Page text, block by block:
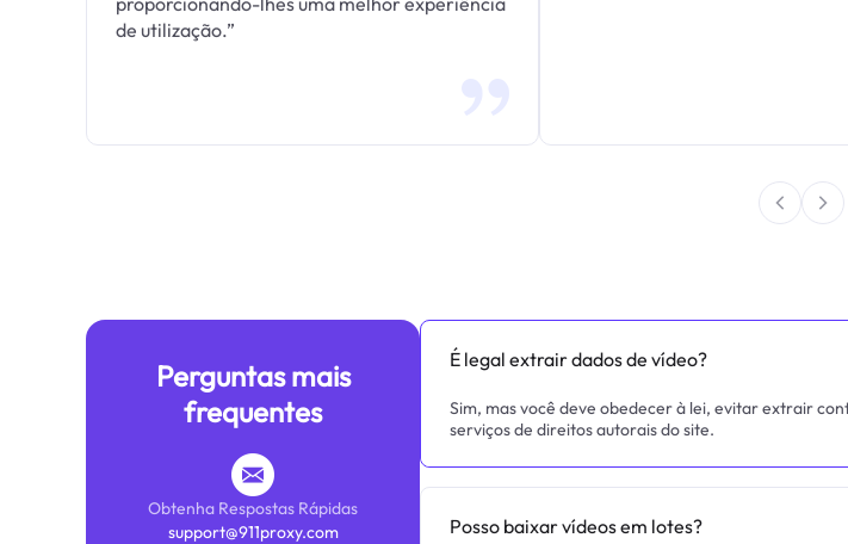
de utilização.”
Perguntas mais
frequentes
Obtenha Respostas Rápidas
support@911proxy.com
É legal extrair dados de vídeo?
Sim, mas você deve obedecer à lei, evitar extrair
serviços de direitos autorais do site.
Posso baixar vídeos em lotes?